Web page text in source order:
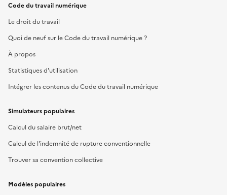
Code du travail numérique
Le droit du travail
Quoi de neuf sur le Code du travail numérique ?
À propos
Statistiques d'utilisation
Intégrer les contenus du Code du travail numérique
Simulateurs populaires
Calcul du salaire brut/net
Calcul de l'indemnité de rupture conventionnelle
Trouver sa convention collective
Modèles populaires